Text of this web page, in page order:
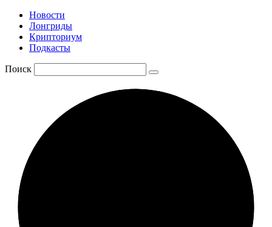
Новости
Лонгриды
Крипториум
Подкасты
Поиск